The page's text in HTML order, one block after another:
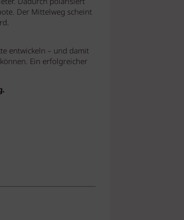
Der Mittelweg scheint
entwickeln – und damit
Ein erfolgreicher